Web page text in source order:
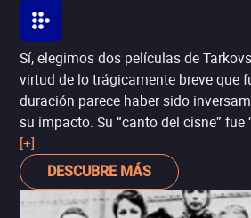
Sí, elegimos dos películas de
virtud de lo trágicamente breve que
duración parece haber sido
su impacto. Su “canto del cisne” fue
profunda parábola del autosacrificio
el inicio de una hipotética Tercera
Cuando el conflicto nuclear se
del mundo, inminente, un
[+]
DESCUBRE MÁS